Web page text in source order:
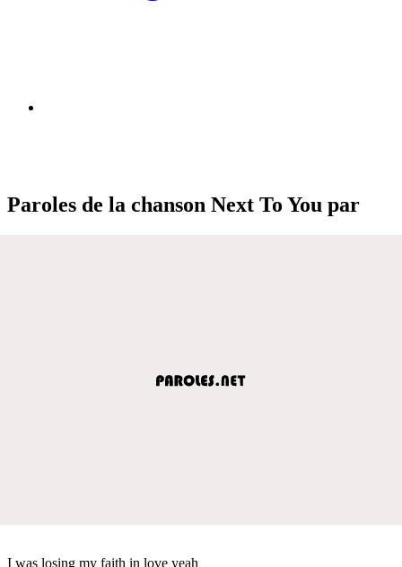
Paroles de la chanson Next To You par
I was losing my faith in love yeah